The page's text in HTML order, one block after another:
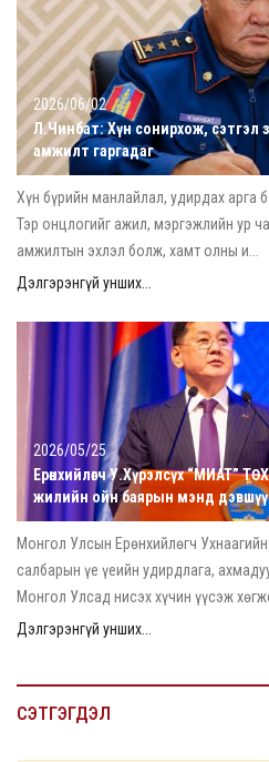
2026/06/02
Л.Чинбат: Хүн сонирхож, сэтгэл
амжилт гаргадаг
Хүн бүрийн манлайлал, удирдах арга
Тэр онцлогийг ажил, мэргэжлийн ур
амжилтын эхлэл болж, хамт олны и...
Дэлгэрэнгүй унших...
2026/05/25
Ерөнхийлөгч У.Хүрэлсүх “МИАТ”
жилийн ойн баярын мэнд
Монгол Улсын Ерөнхийлөгч
салбарын үе үеийн удирдлага,
Монгол Улсад нисэх хүчин үүсэж
Дэлгэрэнгүй унших...
СЭТГЭГДЭЛ